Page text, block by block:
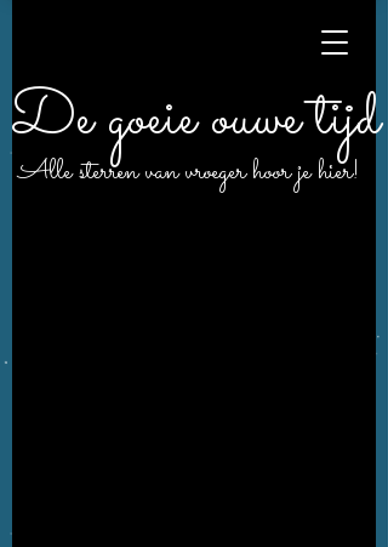
De goeie ouwe tijd
Alle sterren van vroeger hoor je hier!